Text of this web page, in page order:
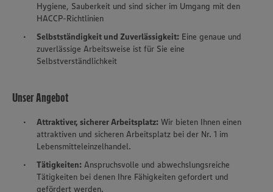
Hygiene, Sauberkeit und sind sicher im Umgang mit den
HACCP-Richtlinien
Selbstständigkeit und Zuverlässigkeit: Eine genaue und
zuverlässige Arbeitsweise ist für Sie eine
Selbstverständlichkeit
Unser Angebot
Attraktiver, sicherer Arbeitsplatz: Wir bieten Ihnen einen
attraktiven und sicheren Arbeitsplatz bei der Nr. 1 im
Lebensmitteleinzelhandel.
Tätigkeiten: Anspruchsvolle und abwechslungsreiche
Tätigkeiten bei denen Ihre Fähigkeiten gefordert und
gefördert werden.